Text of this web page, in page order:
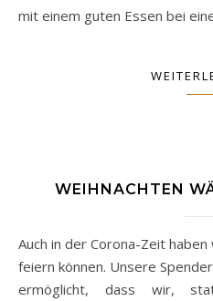
mit einem guten Essen bei
WEIHNACHTEN
Auch in der Corona-Zeit haben wir gemeinsam Weihnachten
feiern können. Unsere
ermöglicht, dass wir,